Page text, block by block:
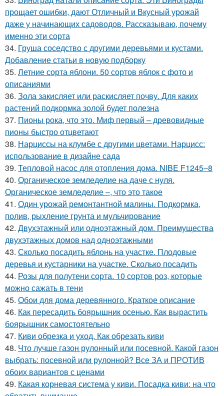
прощает ошибки, дают Отличный и Вкусный урожай
даже у начинающих садоводов. Рассказываю, почему
именно эти сорта
34. Груша соседство с другими деревьями и кустами.
Добавление статьи в новую подборку
35. Летние сорта яблони. 50 сортов яблок с фото и
описаниями
36. Зола закисляет или раскисляет почву. Для каких
растений подкормка золой будет полезна
37. Пионы рока, что это. Миф первый – древовидные
пионы быстро отцветают
38. Нарциссы на клумбе с другими цветами. Нарцисс:
использование в дизайне сада
39. Тепловой насос для отопления дома. NIBE F1245–8
40. Органическое земледелие на даче с нуля.
Органическое земледелие –, что это такое
41. Один урожай ремонтантной малины. Подкормка,
полив, рыхление грунта и мульчирование
42. Двухэтажный или одноэтажный дом. Преимущества
двухэтажных домов над одноэтажными
43. Сколько посадить яблонь на участке. Плодовые
деревья и кустарники на участке. Сколько посадить
44. Розы для полутени сорта. 10 сортов роз, которые
можно сажать в тени
45. Обои для дома деревянного. Краткое описание
46. Как пересадить боярышник осенью. Как вырастить
боярышник самостоятельно
47. Киви обрезка и уход. Как обрезать киви
48. Что лучше газон рулонный или посевной. Какой газон
выбрать: посевной или рулонной? Все ЗА и ПРОТИВ
обоих вариантов с ценами
49. Какая корневая система у киви. Посадка киви: на что